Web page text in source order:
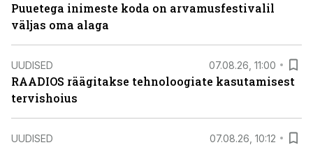
Puuetega inimeste koda on arvamusfestivalil
väljas oma alaga
UUDISED 07.08.26, 11:00
RAADIOS räägitakse tehnoloogiate kasutamisest
tervishoius
UUDISED 07.08.26, 10:12